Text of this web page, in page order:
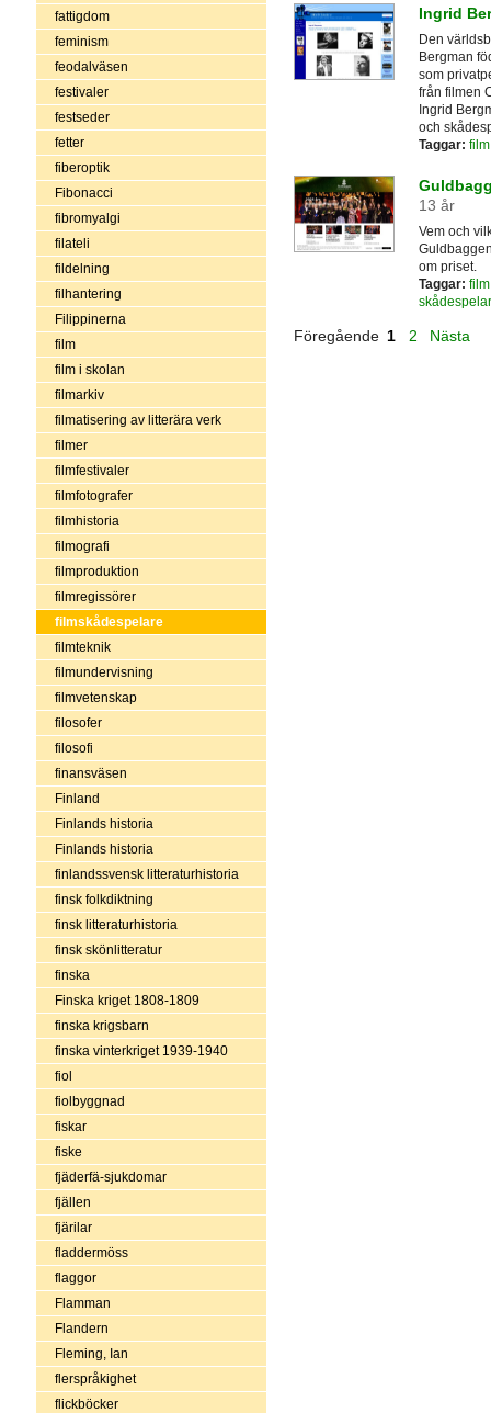
fattigdom
feminism
feodalväsen
festivaler
festseder
fetter
fiberoptik
Fibonacci
fibromyalgi
filateli
fildelning
filhantering
Filippinerna
film
film i skolan
filmarkiv
filmatisering av litterära verk
filmer
filmfestivaler
filmfotografer
filmhistoria
filmografi
filmproduktion
filmregissörer
filmskådespelare
filmteknik
filmundervisning
filmvetenskap
filosofer
filosofi
finansväsen
Finland
Finlands historia
Finlands historia
finlandssvensk litteraturhistoria
finsk folkdiktning
finsk litteraturhistoria
finsk skönlitteratur
finska
Finska kriget 1808-1809
finska krigsbarn
finska vinterkriget 1939-1940
fiol
fiolbyggnad
fiskar
fiske
fjäderfä-sjukdomar
fjällen
fjärilar
fladdermöss
flaggor
Flamman
Flandern
Fleming, Ian
flerspråkighet
flickböcker
Ingrid
Den
Bergman
som
från filmen
Ingrid
och
Taggar: film
13 år
Vem och
om priset.
Taggar: film
Föregående 1 2 Nästa